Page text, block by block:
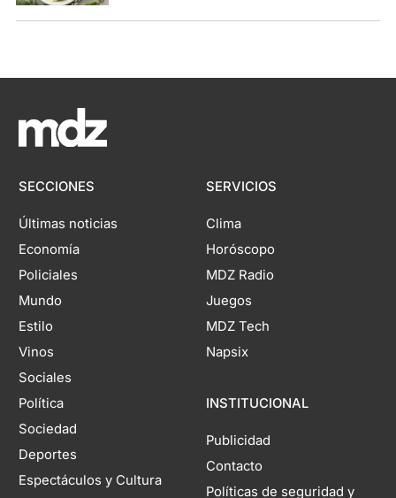
SECCIONES
Últimas noticias
Economía
Policiales
Mundo
Estilo
Vinos
Sociales
Política
Sociedad
Deportes
Espectáculos y Cultura
SERVICIOS
Clima
Horóscopo
MDZ Radio
Juegos
MDZ Tech
Napsix
INSTITUCIONAL
Publicidad
Contacto
Políticas de seguridad y